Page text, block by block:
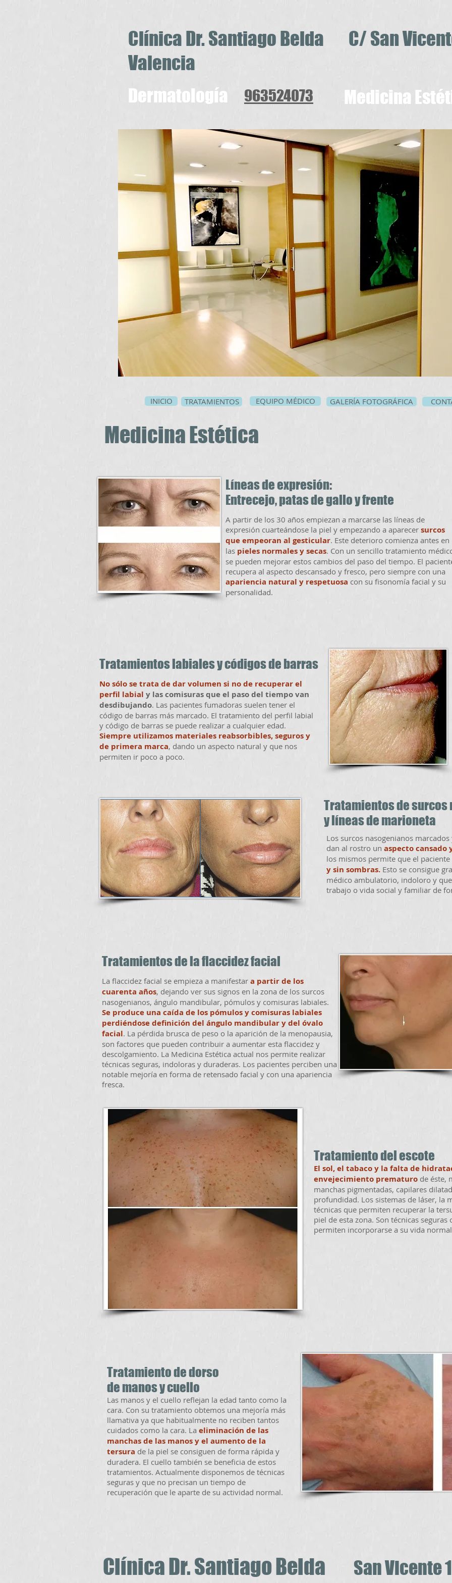
Clínica Dr. Santiago Belda C/ San
Valencia
Dermatología 963524073 Medicina
INICIO TRATAMIENTOS EQUIPO MÉDICO GALERÍA FOTOGRÁFICA
Medicina Estética​
Líneas de expresión:
Entrecejo, patas de gallo y frente
A partir de los 30 años empiezan a marcarse las líneas de
expresión cuarteándose la piel y empezando a aparecer surcos
que empeoran al gesticular. Este deterioro comienza antes en
las pieles normales y secas. Con un sencillo tratamiento
se pueden mejorar estos cambios del paso del tiempo. El
recupera al aspecto descansado y fresco, pero siempre con una
apariencia natural y respetuosa con su fisonomía facial y su
personalidad.
Tratamientos labiales y códigos de barras
No sólo se trata de dar volumen si no de recuperar el
perfil labial y las comisuras que el paso del tiempo van
desdibujando. Las pacientes fumadoras suelen tener el
código de barras más marcado. El tratamiento del perfil labial
y código de barras se puede realizar a cualquier edad.
Siempre utilizamos materiales reabsorbibles, seguros y
de primera marca, dando un aspecto natural y que nos
permiten ir poco a poco.
Tratamientos de surcos
y líneas de marioneta
Los surcos nasogenianos
dan al rostro un aspecto cansado
los mismos permite que el
y sin sombras. Esto se consigue
médico ambulatorio, indoloro y
trabajo o vida social y familiar de
Tratamientos de la flaccidez facial
​La flaccidez facial se empieza a manifestar a partir de los
cuarenta años, dejando ver sus signos en la zona de los surcos
nasogenianos, ángulo mandibular, pómulos y comisuras labiales.
Se produce una caída de los pómulos y comisuras labiales
perdiéndose definición del ángulo mandibular y del óvalo
facial. La pérdida brusca de peso o la aparición de la menopausia,
son factores que pueden contribuir a aumentar esta flaccidez y
descolgamiento. La Medicina Estética actual nos permite realizar
técnicas seguras, indoloras y duraderas. Los pacientes perciben una
notable mejoría en forma de retensado facial y con una apariencia
fresca.
Tratamiento del escote
El sol, el tabaco y la falta de
envejecimiento prematuro de éste,
manchas pigmentadas, capilares
profundidad. Los sistemas de láser, la
técnicas que permiten recuperar la
piel de esta zona. Son técnicas
permiten incorporarse a su vida
Tratamiento de dorso
de manos y cuello
Las manos y el cuello reflejan la edad tanto como la
cara. Con su tratamiento obtemos una mejoría más
llamativa ya que habitualmente no reciben tantos
cuidados como la cara. La eliminación de las
manchas de las manos y el aumento de la
tersura de la piel se consiguen de forma rápida y
duradera. El cuello también se beneficia de estos
tratamientos. Actualmente disponemos de técnicas
seguras y que no precisan un tiempo de
recuperación que le aparte de su actividad normal.
Clínica Dr. Santiago Belda San Vicente